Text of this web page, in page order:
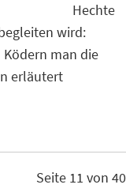
Hechte
wird:
man die
erläutert
Seite 11 von 40